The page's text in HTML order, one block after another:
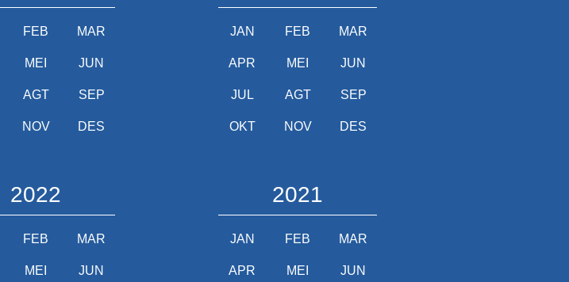
FEB MAR
MEI JUN
AGT SEP
NOV DES
JAN FEB MAR
APR MEI JUN
JUL AGT SEP
OKT NOV DES
2022
FEB MAR
MEI JUN
2021
JAN FEB MAR
APR MEI JUN